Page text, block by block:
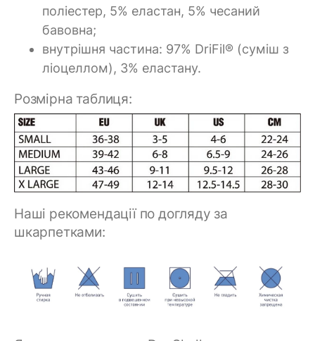
поліестер, 5% еластан, 5% чесаний
бавовна;
внутрішня частина: 97% DriFil® (суміш з
ліоцеллом), 3% еластану.
Розмірна таблиця:
Наші рекомендації по догляду за
шкарпетками: